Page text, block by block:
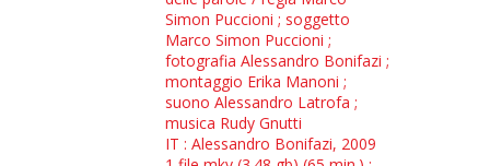
Simon Puccioni ; soggetto
Marco Simon Puccioni ;
fotografia Alessandro Bonifazi ;
montaggio Erika Manoni ;
suono Alessandro Latrofa ;
musica Rudy Gnutti
IT : Alessandro Bonifazi, 2009